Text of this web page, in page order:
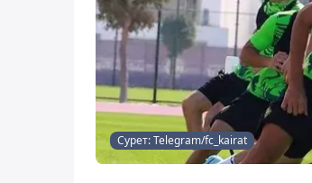
Сурет: Telegram/fc_kairat